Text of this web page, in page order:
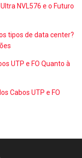
NVL576 e o Futuro
tipos de data center?
UTP e FO Quanto à
Cabos UTP e FO